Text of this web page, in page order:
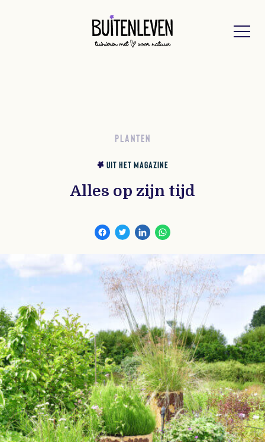
PLANTEN
UIT HET MAGAZINE
Alles op zijn tijd